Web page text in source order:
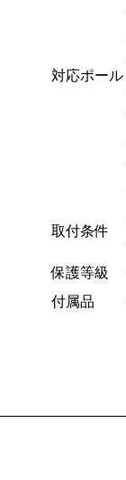
対応ポール
取付条件
保護等級
付属品